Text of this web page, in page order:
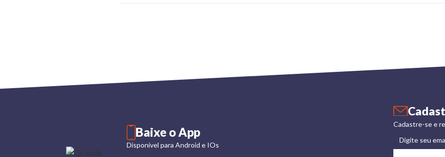
Cadastre-se e
Digite seu
Baixe o App
Disponível para Android e IOs